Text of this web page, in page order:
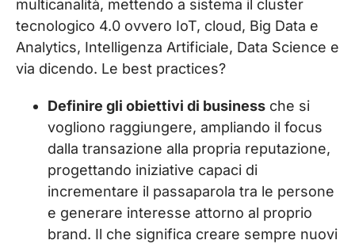
multicanalità, mettendo a sistema il cluster
tecnologico 4.0 ovvero IoT, cloud, Big Data e
Analytics, Intelligenza Artificiale, Data Science e
via dicendo. Le best practices?
Definire gli obiettivi di business che si
vogliono raggiungere, ampliando il focus
dalla transazione alla propria reputazione,
progettando iniziative capaci di
incrementare il passaparola tra le persone
e generare interesse attorno al proprio
brand. Il che significa creare sempre nuovi